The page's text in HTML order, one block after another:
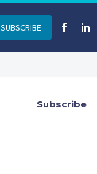
SUBSCRIBE
Subscribe